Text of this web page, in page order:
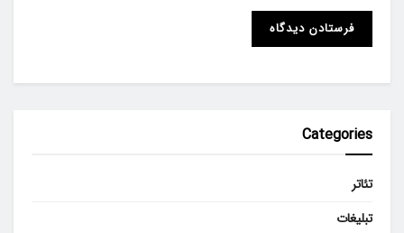
Categories
تئاتر
تبلیغات